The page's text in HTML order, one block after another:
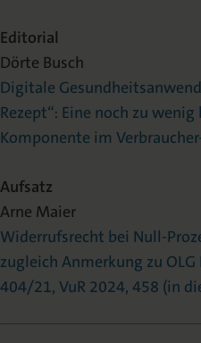
Editorial
Dörte Busch
Digitale
Rezept“: Eine noch zu
Komponente im
Aufsatz
Arne Maier
Widerrufsrecht bei Null-
zugleich Anmerkung zu
404/21, VuR 2024, 458 (in